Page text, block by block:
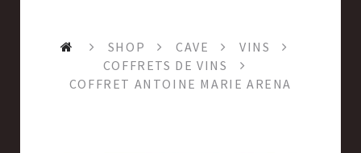
SHOP CAVE
VINS
COFFRETS DE VINS
COFFRET ANTOINE MARIE ARENA